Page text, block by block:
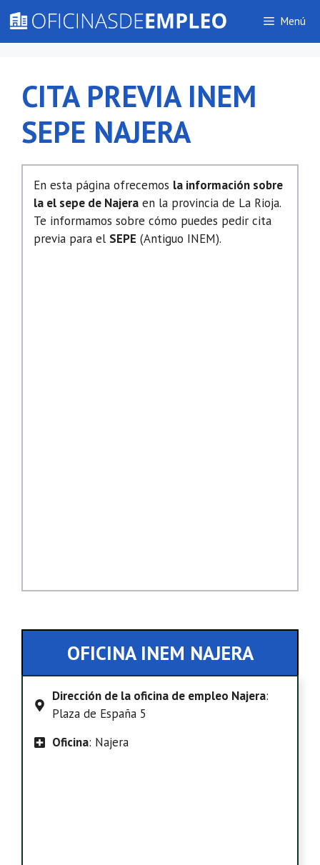
contenido
Menú
CITA PREVIA INEM
SEPE NAJERA
En esta página ofrecemos la información sobre
la el sepe de Najera en la provincia de La Rioja.
Te informamos sobre cómo puedes pedir cita
previa para el SEPE (Antiguo INEM).
OFICINA INEM NAJERA
Dirección de la oficina de empleo Najera:
Plaza de España 5
Oficina: Najera